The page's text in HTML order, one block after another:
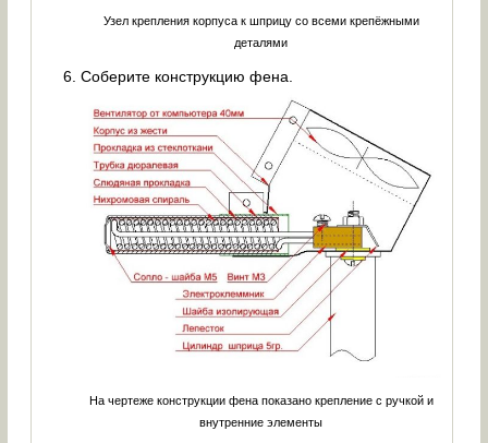
Узел крепления корпуса к шприцу со всеми крепёжными
деталями
Соберите конструкцию фена.
На чертеже конструкции фена показано крепление с ручкой и
внутренние элементы